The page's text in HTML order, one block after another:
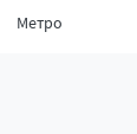
Метро